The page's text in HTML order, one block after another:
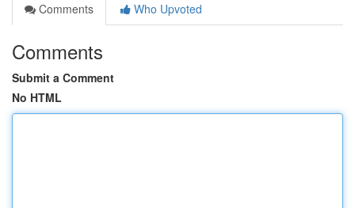
Comments
Who Upvoted
Comments
Submit a Comment
No HTML